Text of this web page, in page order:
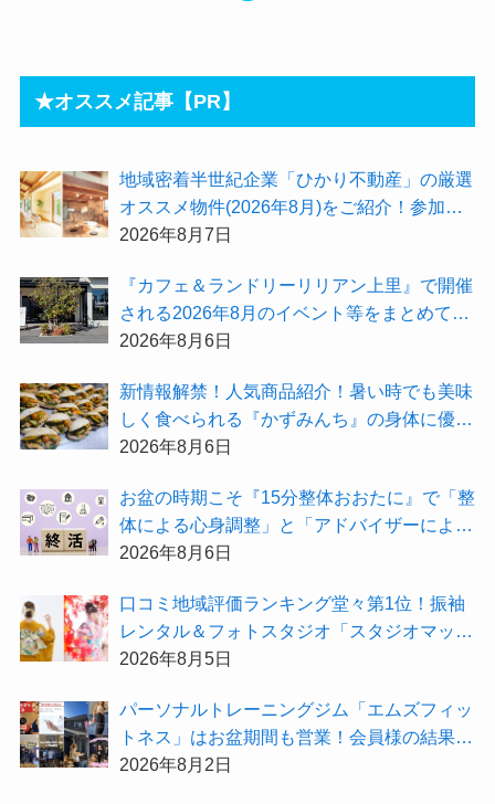
★オススメ記事【PR】
地域密着半世紀企業「ひかり不動産」の厳選
オススメ物件(2026年8月)をご紹介！参加費
無料『”木の家”新潟工場見学会』のご予約も
2026年8月7日
『カフェ＆ランドリーリリアン上里』で開催
される2026年8月のイベント等をまとめてご
紹介！
2026年8月6日
新情報解禁！人気商品紹介！暑い時でも美味
しく食べられる『かずみんち』の身体に優し
い天然酵母手作り減塩パンを召し上がれ♪
2026年8月6日
お盆の時期こそ『15分整体おおたに』で「整
体による心身調整」と「アドバイザーによる
身辺整理の準備」をしてみませんか？
2026年8月6日
⼝コミ地域評価ランキング堂々第1位！振袖
レンタル＆フォトスタジオ「スタジオマック
ス」がお得な『2026年8月限定キャンペー
2026年8月5日
パーソナルトレーニングジム「エムズフィッ
トネス」はお盆期間も営業！会員様の結果を
大公開★
2026年8月2日